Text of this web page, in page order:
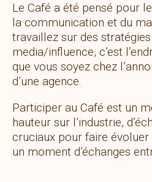
Le Café a été pensé pour
la communication et du
travaillez sur des
media/influence, c’est
que vous soyez chez
d’une agence.
Participer au Café est un
hauteur sur l’industrie,
cruciaux pour faire
un moment d’échanges